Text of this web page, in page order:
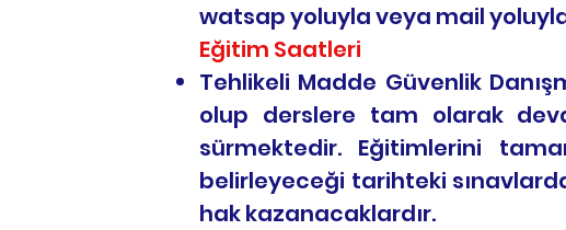
watsap yoluyla veya mail
Eğitim Saatleri
Tehlikeli Madde Güvenlik
olup derslere tam olarak
sürmektedir. Eğitimlerini
belirleyeceği tarihteki
hak kazanacaklardır.